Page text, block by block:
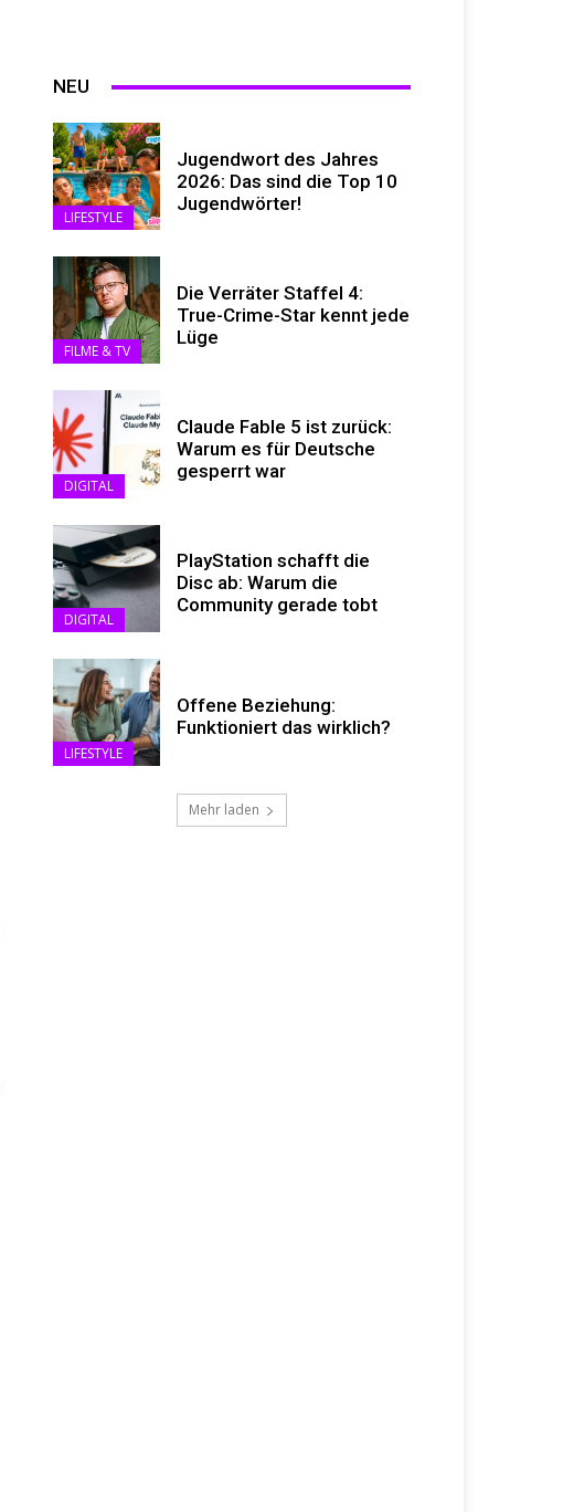
NEU
LIFESTYLE
Jugendwort des Jahres
2026: Das sind die Top 10
Jugendwörter!
FILME & TV
Die Verräter Staffel 4:
True-Crime-Star kennt jede
Lüge
DIGITAL
Claude Fable 5 ist zurück:
Warum es für Deutsche
gesperrt war
DIGITAL
PlayStation schafft die
Disc ab: Warum die
Community gerade tobt
LIFESTYLE
Offene Beziehung:
Funktioniert das wirklich?
Mehr laden